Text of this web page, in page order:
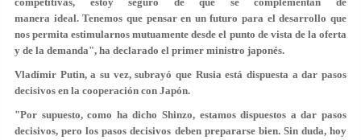
manera ideal. Tenemos que pensar en un futuro para el desarrollo que
nos permita estimularnos mutuamente desde el punto de vista de la oferta
y de la demanda", ha declarado el primer ministro japonés.
Vladímir Putin, a su vez, subrayó que Rusia está dispuesta a dar pasos
decisivos en la cooperación con Japón.
"Por supuesto, como ha dicho Shinzo, estamos dispuestos a dar pasos
decisivos, pero los pasos decisivos deben prepararse bien. Sin duda, hoy